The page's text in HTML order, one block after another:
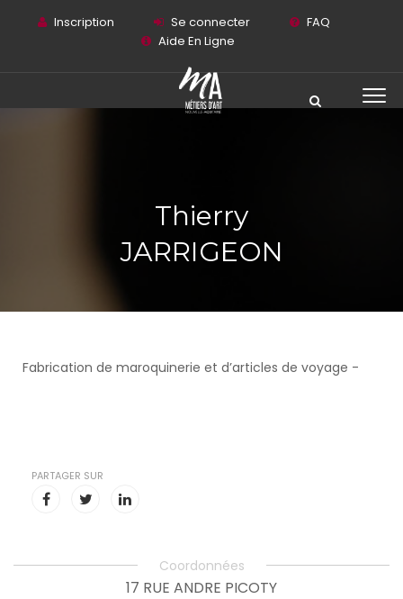
Inscription Se connecter
FAQ
Aide En Ligne
Thierry
JARRIGEON
Coordonnées
17 RUE ANDRE PICOTY
Fabrication de maroquinerie et d’articles de voyage -
PARTAGER SUR